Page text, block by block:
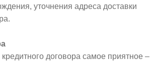
уточнения адреса доставки
договора самое приятное –